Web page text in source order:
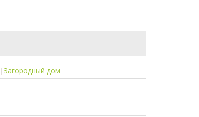
|Загородный дом